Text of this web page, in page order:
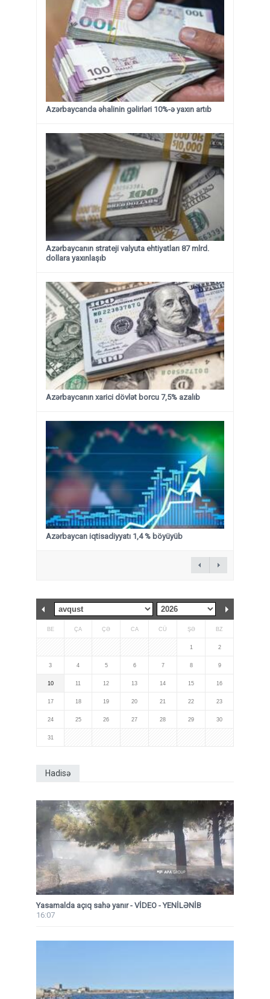
Azərbaycanda əhalinin gəlirləri 10%-ə yaxın artıb
Azərbaycanın strateji valyuta ehtiyatları 87 mlrd.
dollara yaxınlaşıb
Azərbaycanın xarici dövlət borcu 7,5% azalıb
Azərbaycan iqtisadiyyatı 1,4 % böyüyüb
BE ÇA ÇƏ CA CÜ ŞƏ BZ
1 2
3 4 5 6 7 8 9
10 11 12 13 14 15 16
17 18 19 20 21 22 23
24 25 26 27 28 29 30
31
Hadisə
Yasamalda açıq sahə yanır - VİDEO - YENİLƏNİB
16:07